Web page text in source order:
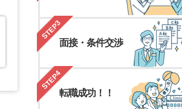
STEP3
面接・条件交渉
STEP4
転職成功！！